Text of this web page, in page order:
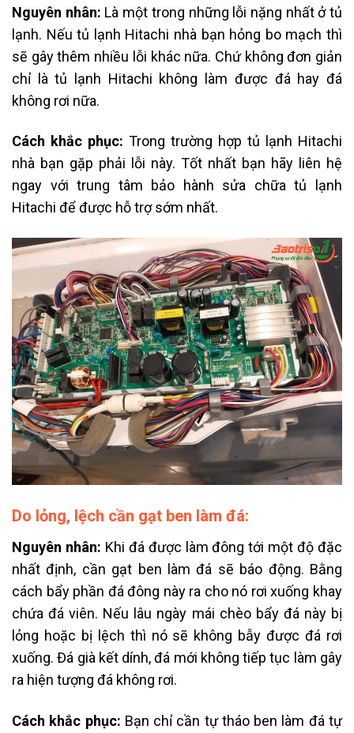
Nguyên nhân: Là một trong những lỗi nặng nhất ở tủ
lạnh. Nếu tủ lạnh Hitachi nhà bạn hỏng bo mạch thì
sẽ gây thêm nhiều lỗi khác nữa. Chứ không đơn giản
chỉ là tủ lạnh Hitachi không làm được đá hay đá
không rơi nữa.
Cách khắc phục: Trong trường hợp tủ lạnh Hitachi
nhà bạn gặp phải lỗi này. Tốt nhất bạn hãy liên hệ
ngay với trung tâm bảo hành sửa chữa tủ lạnh
Hitachi để được hỗ trợ sớm nhất.
Do lỏng, lệch cần gạt ben làm đá:
Nguyên nhân: Khi đá được làm đông tới một độ đặc
nhất định, cần gạt ben làm đá sẽ báo động. Bằng
cách bẩy phần đá đông này ra cho nó rơi xuống khay
chứa đá viên. Nếu lâu ngày mái chèo bẩy đá này bị
lỏng hoặc bị lệch thì nó sẽ không bẫy được đá rơi
xuống. Đá già kết dính, đá mới không tiếp tục làm gây
ra hiện tượng đá không rơi.
Cách khắc phục: Bạn chỉ cần tự tháo ben làm đá tự